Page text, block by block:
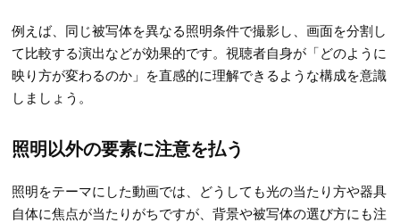
例えば、同じ被写体を異なる照明条件で撮影し、画面を分割し
て比較する演出などが効果的です。視聴者自身が「どのように
映り方が変わるのか」を直感的に理解できるような構成を意識
しましょう。
照明以外の要素に注意を払う
照明をテーマにした動画では、どうしても光の当たり方や器具
自体に焦点が当たりがちですが、背景や被写体の選び方にも注